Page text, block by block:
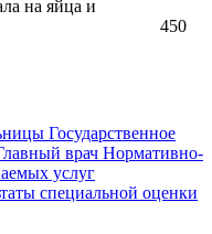
на яйца и
450
Государственное
врач Нормативно-
услуг
специальной оценки